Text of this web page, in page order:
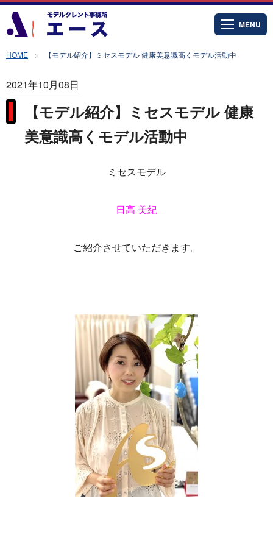
MENU
HOME 【モデル紹介】ミセスモデル 健康美意識高くモデル活動中
2021年10月08日
【モデル紹介】ミセスモデル 健康
美意識高くモデル活動中
ミセスモデル
日高 美紀
ご紹介させていただきます。